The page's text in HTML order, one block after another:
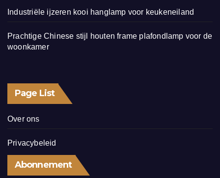
Industriële ijzeren kooi hanglamp voor keukeneiland
Prachtige Chinese stijl houten frame plafondlamp voor de
woonkamer
Page List
Over ons
Privacybeleid
Abonnement